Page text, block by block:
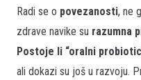
Radi se o povezanosti, ne
zdrave navike su razumna
Postoje li “oralni
ali dokazi su još u razvoju.